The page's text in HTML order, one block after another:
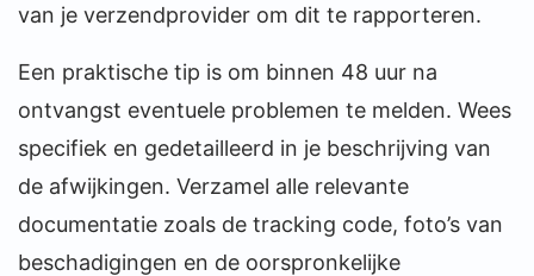
van je verzendprovider om dit te rapporteren.
Een praktische tip is om binnen 48 uur na
ontvangst eventuele problemen te melden. Wees
specifiek en gedetailleerd in je beschrijving van
de afwijkingen. Verzamel alle relevante
documentatie zoals de tracking code, foto’s van
beschadigingen en de oorspronkelijke